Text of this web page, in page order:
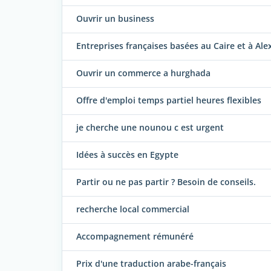
Ouvrir un business
Entreprises françaises basées au Caire et à
Ouvrir un commerce a hurghada
Offre d'emploi temps partiel heures flexibles
je cherche une nounou c est urgent
Idées à succès en Egypte
Partir ou ne pas partir ? Besoin de conseils.
recherche local commercial
Accompagnement rémunéré
Prix d'une traduction arabe-français